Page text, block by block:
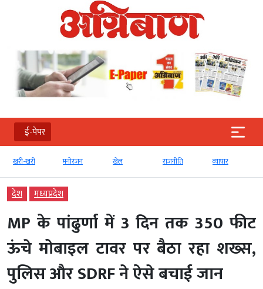
ई-पेपर
खरी-खरी मनोरंजन खेल राजनीति व्‍यापार
देश मध्‍यप्रदेश
MP के पांढुर्णा में 3 दिन तक 350 फीट
ऊंचे मोबाइल टावर पर बैठा रहा शख्स,
पुलिस और SDRF ने ऐसे बचाई जान